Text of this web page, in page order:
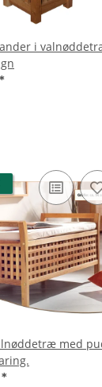
i
*
med
*